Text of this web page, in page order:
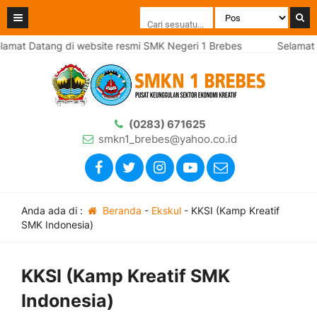
Datang di website resmi SMK Negeri 1 Brebes Selamat
(0283) 671625
smkn1_brebes@yahoo.co.id
Anda ada di : Beranda - Ekskul- KKSI (Kamp Kreatif
SMK Indonesia)
KKSI (Kamp Kreatif SMK
Indonesia)